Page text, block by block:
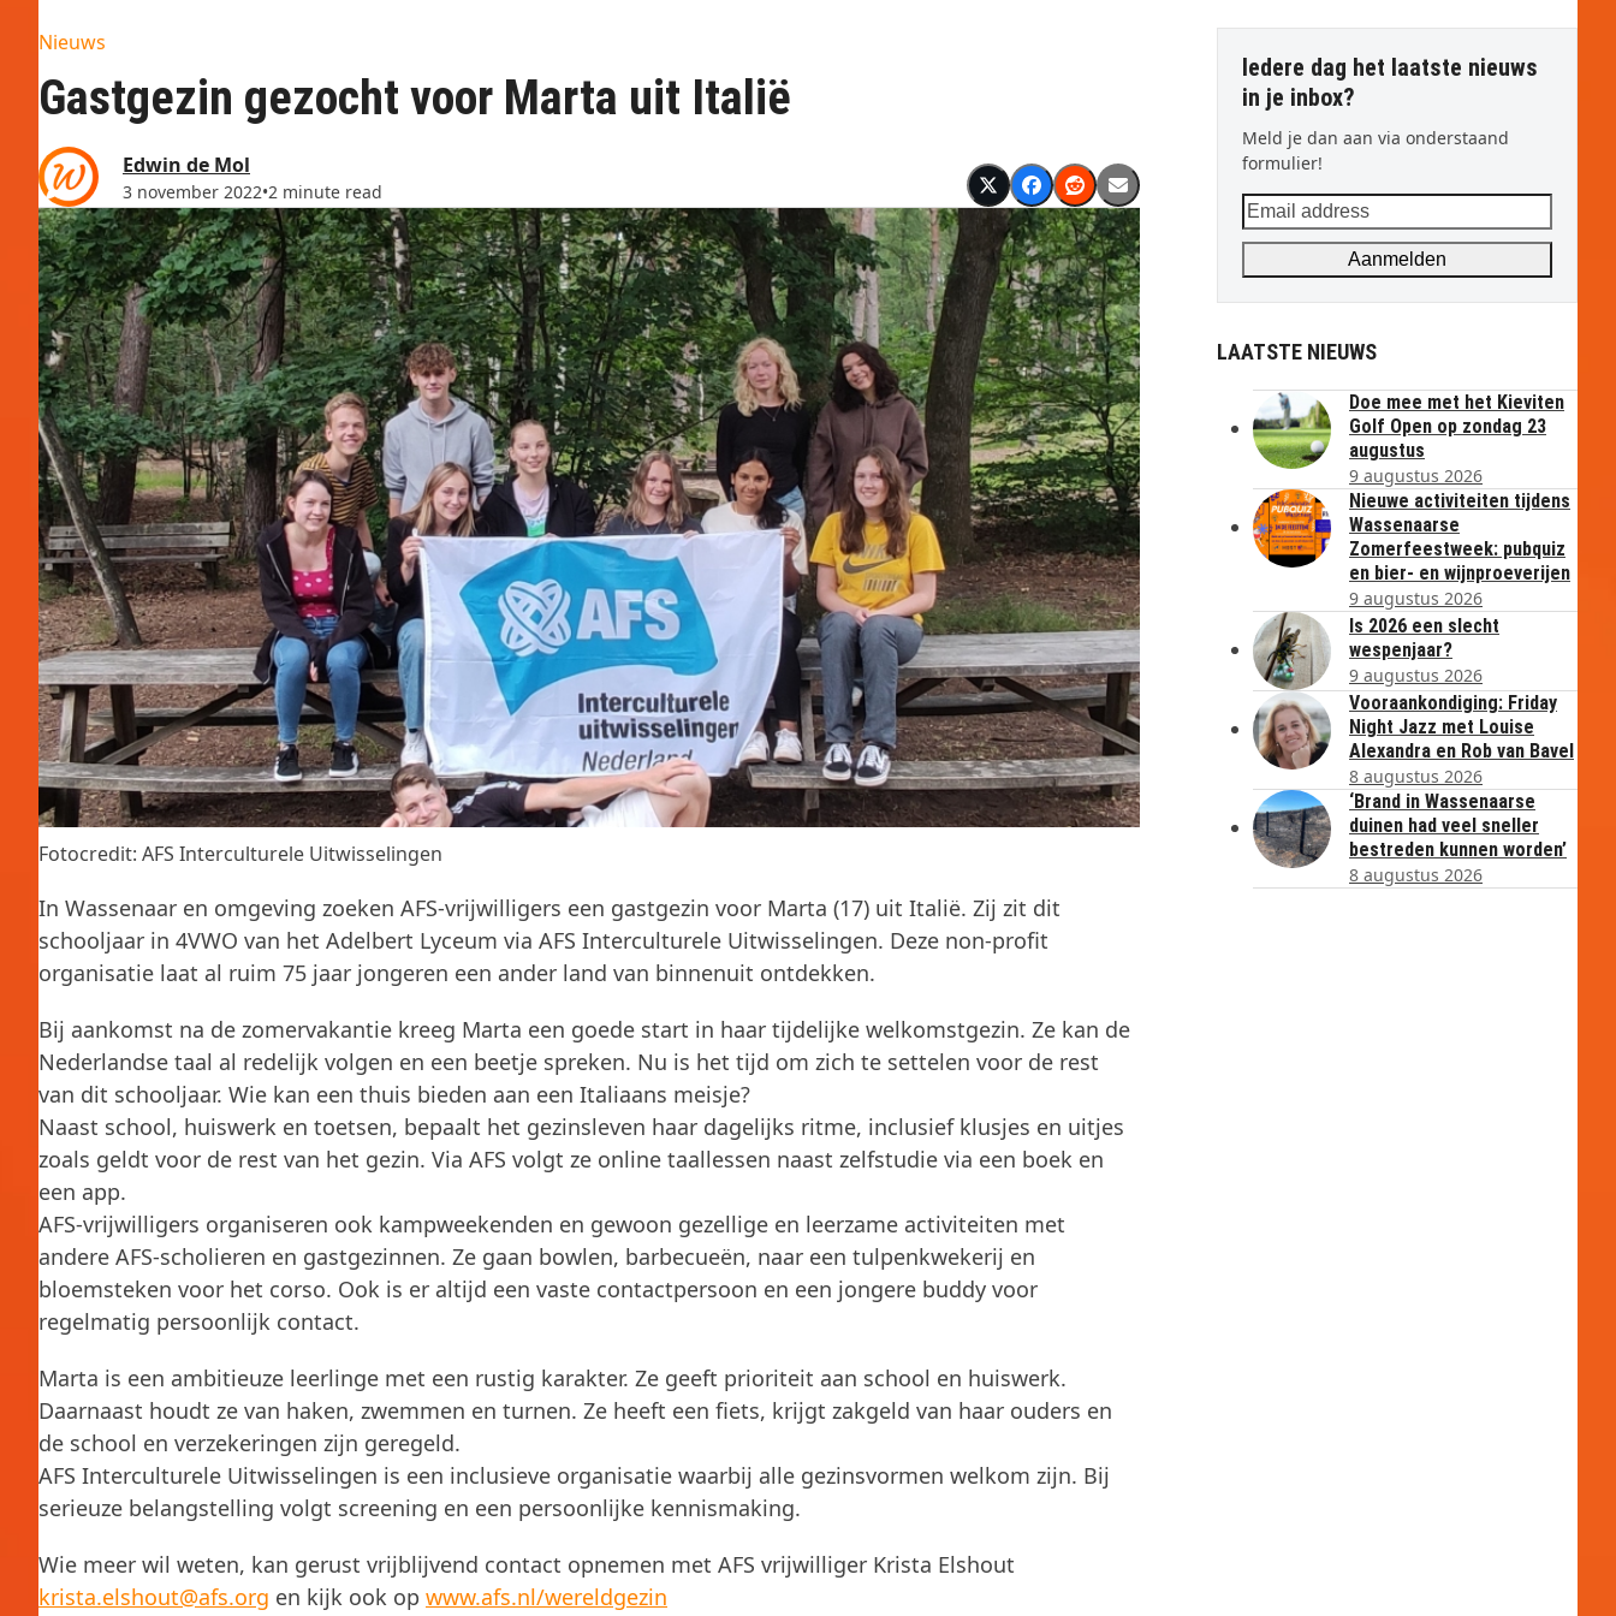
Nieuws
Gastgezin gezocht voor Marta uit Italië
Edwin de Mol
3 november 2022•2 minute read
Fotocredit: AFS Interculturele Uitwisselingen
In Wassenaar en omgeving zoeken AFS-vrijwilligers een gastgezin voor Marta (17) uit Italië. Zij zit dit
schooljaar in 4VWO van het Adelbert Lyceum via AFS Interculturele Uitwisselingen. Deze non-profit
organisatie laat al ruim 75 jaar jongeren een ander land van binnenuit ontdekken.
Bij aankomst na de zomervakantie kreeg Marta een goede start in haar tijdelijke welkomstgezin. Ze kan de
Nederlandse taal al redelijk volgen en een beetje spreken. Nu is het tijd om zich te settelen voor de rest
van dit schooljaar. Wie kan een thuis bieden aan een Italiaans meisje?
Naast school, huiswerk en toetsen, bepaalt het gezinsleven haar dagelijks ritme, inclusief klusjes en uitjes
zoals geldt voor de rest van het gezin. Via AFS volgt ze online taallessen naast zelfstudie via een boek en
een app.
AFS-vrijwilligers organiseren ook kampweekenden en gewoon gezellige en leerzame activiteiten met
andere AFS-scholieren en gastgezinnen. Ze gaan bowlen, barbecueën, naar een tulpenkwekerij en
bloemsteken voor het corso. Ook is er altijd een vaste contactpersoon en een jongere buddy voor
regelmatig persoonlijk contact.
Marta is een ambitieuze leerlinge met een rustig karakter. Ze geeft prioriteit aan school en huiswerk.
Daarnaast houdt ze van haken, zwemmen en turnen. Ze heeft een fiets, krijgt zakgeld van haar ouders en
de school en verzekeringen zijn geregeld.
AFS Interculturele Uitwisselingen is een inclusieve organisatie waarbij alle gezinsvormen welkom zijn. Bij
serieuze belangstelling volgt screening en een persoonlijke kennismaking.
Wie meer wil weten, kan gerust vrijblijvend contact opnemen met AFS vrijwilliger Krista Elshout
krista.elshout@afs.org en kijk ook op www.afs.nl/wereldgezin
Iedere dag het laatste nieuws
in je inbox?
Meld je dan aan via onderstaand
formulier!
Email
address
Aanmelden
LAATSTE NIEUWS
Doe mee met het Kieviten
Golf Open op zondag 23
augustus
9 augustus 2026
Nieuwe activiteiten tijdens
Wassenaarse
Zomerfeestweek: pubquiz
en bier- en wijnproeverijen
9 augustus 2026
Is 2026 een slecht
wespenjaar?
9 augustus 2026
Vooraankondiging: Friday
Night Jazz met Louise
Alexandra en Rob van Bavel
8 augustus 2026
‘Brand in Wassenaarse
duinen had veel sneller
bestreden kunnen worden’
8 augustus 2026